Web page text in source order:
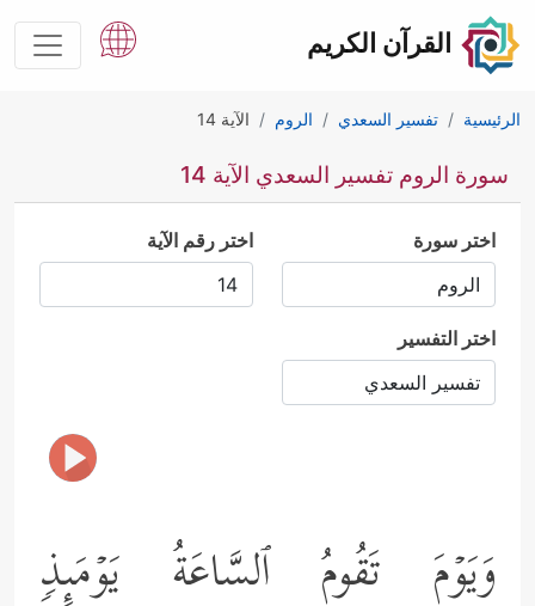
القرآن الكريم
الرئيسية تفسير السعدي الروم الآية 14
سورة الروم تفسير السعدي الآية 14
اختر سورة اختر رقم الآية
اختر التفسير
وَیَوۡمَ تَقُومُ ٱلسَّاعَةُ یَوۡمَىِٕذࣲ